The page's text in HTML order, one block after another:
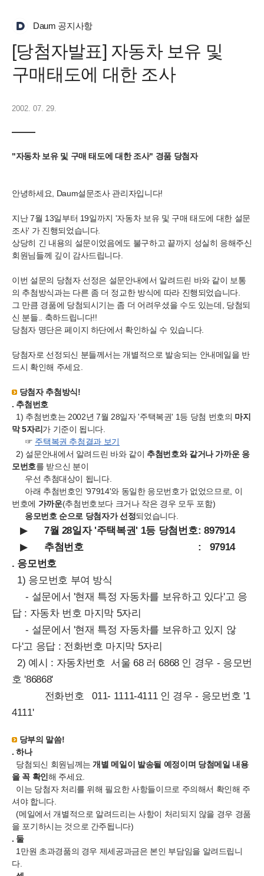
Daum 공지사항
[당첨자발표] 자동차 보유 및
구매태도에 대한 조사
2002. 07. 29.
"자동차 보유 및 구매 태도에 대한 조사" 경품 당첨자
안녕하세요, Daum설문조사 관리자입니다!
지난 7월 13일부터 19일까지 '자동차 보유 및 구매 태도에 대한 설문
조사' 가 진행되었습니다.
상당히 긴 내용의 설문이었음에도 불구하고 끝까지 성실히 응해주신
회원님들께 깊이 감사드립니다.
이번 설문의 당첨자 선정은 설문안내에서 알려드린 바와 같이 보통
의 추첨방식과는 다른 좀 더 정교한 방식에 따라 진행되었습니다.
그 만큼 경품에 당첨되시기는 좀 더 어려우셨을 수도 있는데, 당첨되
신 분들.. 축하드립니다!!
당첨자 명단은 페이지 하단에서 확인하실 수 있습니다.
당첨자로 선정되신 분들께서는 개별적으로 발송되는 안내메일을 반
드시 확인해 주세요.
당첨자 추첨방식!
. 추첨번호
1) 추첨번호는 2002년 7월 28일자 '주택복권' 1등 당첨 번호의 마지
막 5자리 가 기준이 됩니다.
☞ 주택복권 추첨결과 보기
2) 설문안내에서 알려드린 바와 같이 추첨번호와 같거나 가까운 응
모번호를 받으신 분이
우선 추첨대상이 됩니다.
아래 추첨번호인 '97914'와 동일한 응모번호가 없었으므로, 이
번호에 가까운(추첨번호보다 크거나 작은 경우 모두 포함)
응모번호 순으로 당첨자가 선정되었습니다.
▶ 7월 28일자 '주택복권' 1등 당첨번호: 897914
▶ 추첨번호
: 97914
. 응모번호
1) 응모번호 부여 방식
- 설문에서 '현재 특정 자동차를 보유하고 있다'고 응
답 : 자동차 번호 마지막 5자리
- 설문에서 '현재 특정 자동차를 보유하고 있지 않
다'고 응답 : 전화번호 마지막 5자리
2) 예시 : 자동차번호 서울 68 러 6868 인 경우 - 응모번
호 '86868'
전화번호 011- 1111-4111 인 경우 - 응모번호 '1
4111'
당부의 말씀!
. 하나
당첨되신 회원님께는개별 메일이 발송될 예정이며 당첨메일 내용
을 꼭 확인 해 주세요.
이는 당첨자 처리를 위해 필요한 사항들이므로 주의해서 확인해 주
셔야 합니다.
(메일에서 개별적으로 알려드리는 사항이 처리되지 않을 경우 경품
을 포기하시는 것으로 간주됩니다)
. 둘
1만원 초과경품의 경우 제세공과금은 본인 부담임을 알려드립니
다.